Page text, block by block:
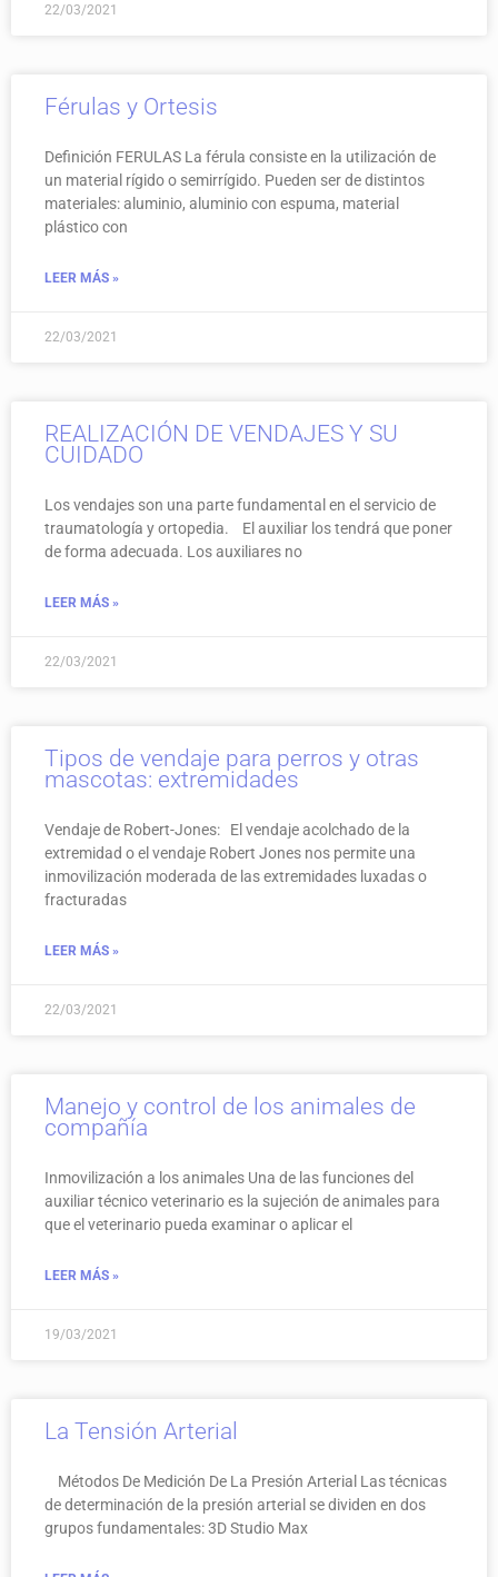
22/03/2021
Férulas y Ortesis
Definición FERULAS La férula consiste en la utilización de
un material rígido o semirrígido. Pueden ser de distintos
materiales: aluminio, aluminio con espuma, material
plástico con
LEER MÁS »
22/03/2021
REALIZACIÓN DE VENDAJES Y SU
CUIDADO
Los vendajes son una parte fundamental en el servicio de
traumatología y ortopedia. El auxiliar los tendrá que poner
de forma adecuada. Los auxiliares no
LEER MÁS »
22/03/2021
Tipos de vendaje para perros y otras
mascotas: extremidades
Vendaje de Robert-Jones: El vendaje acolchado de la
extremidad o el vendaje Robert Jones nos permite una
inmovilización moderada de las extremidades luxadas o
fracturadas
LEER MÁS »
22/03/2021
Manejo y control de los animales de
compañía
Inmovilización a los animales Una de las funciones del
auxiliar técnico veterinario es la sujeción de animales para
que el veterinario pueda examinar o aplicar el
LEER MÁS »
19/03/2021
La Tensión Arterial
Métodos De Medición De La Presión Arterial Las técnicas
de determinación de la presión arterial se dividen en dos
grupos fundamentales: 3D Studio Max